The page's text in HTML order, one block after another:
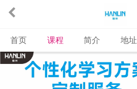
首页 课程 简介 地址